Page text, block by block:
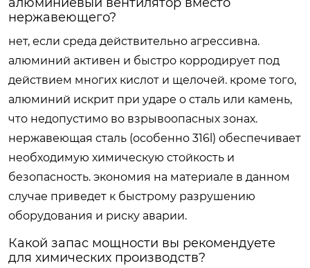
нержавеющего?
нет, если среда действительно агрессивна.
алюминий активен и быстро корродирует под
действием многих кислот и щелочей. кроме того,
алюминий искрит при ударе о сталь или камень,
что недопустимо во взрывоопасных зонах.
нержавеющая сталь (особенно 316l) обеспечивает
необходимую химическую стойкость и
безопасность. экономия на материале в данном
случае приведет к быстрому разрушению
оборудования и риску аварии.
Какой запас мощности вы рекомендуете
для химических производств?